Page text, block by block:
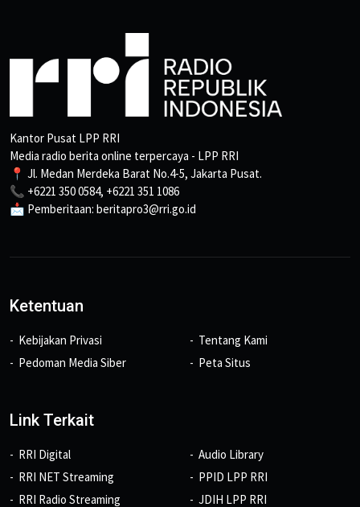
Kantor Pusat LPP RRI
Media radio berita online terpercaya - LPP RRI
📍 Jl. Medan Merdeka Barat No.4-5, Jakarta Pusat.
📞 +6221 350 0584, +6221 351 1086
📩 Pemberitaan: beritapro3@rri.go.id
Ketentuan
Kebijakan Privasi
Pedoman Media Siber
Tentang Kami
Peta Situs
Link Terkait
RRI Digital
RRI NET Streaming
RRI Radio Streaming
Audio Library
PPID LPP RRI
JDIH LPP RRI